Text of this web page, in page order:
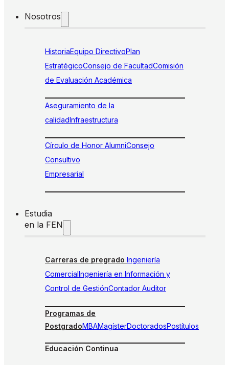
Nosotros
HistoriaEquipo DirectivoPlan
EstratégicoConsejo de FacultadComisión
de Evaluación Académica
Aseguramiento de la
calidadInfraestructura
Círculo de Honor AlumniConsejo
Consultivo
Empresarial
Estudia
en la FEN
Carreras de pregrado Ingeniería
ComercialIngeniería en Información y
Control de GestiónContador Auditor
Programas de
PostgradoMBAMagísterDoctoradosPostítulos
Educación Continua